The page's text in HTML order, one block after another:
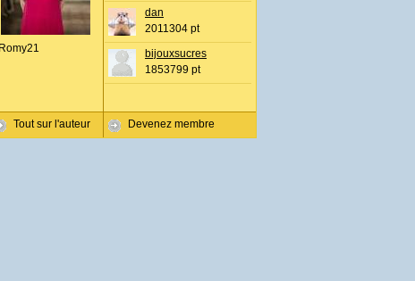
Romy21
Tout sur l'auteur
dan
2011304 pt
bijouxsucres
1853799 pt
Devenez membre